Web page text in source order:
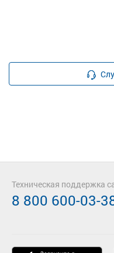
Техническая поддержка
8 800 600-03-